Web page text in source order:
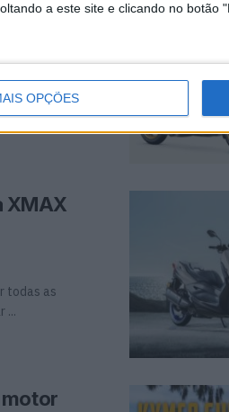
a este site e clicando no botão
OPÇÕES
na
todas as
XMAX
todas as
...
motor